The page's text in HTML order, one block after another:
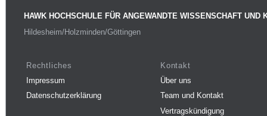
HAWK HOCHSCHULE FÜR ANGEWANDTE WISSENSCHAFT UND
Hildesheim/Holzminden/Göttingen
Rechtliches
Impressum
Datenschutzerklärung
Kontakt
Über uns
Team und Kontakt
Vertragskündigung